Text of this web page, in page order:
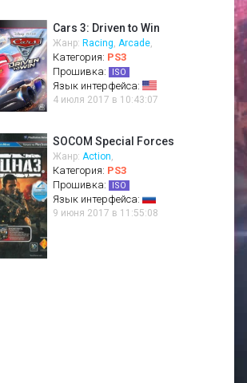
Cars 3: Driven to Win
Жанр: Racing, Arcade,
Категория: PS3
Прошивка:
ISO
Язык интерфейса:
4 июля 2017 в 10:43:07
SOCOM Special Forces
Жанр: Action,
Категория: PS3
Прошивка:
ISO
Язык интерфейса:
9 июня 2017 в 11:55:08